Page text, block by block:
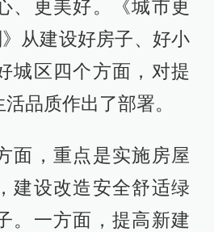
、更美好。《城市更
》从建设好房子、好小
城区四个方面，对提
品质作出了部署。
面，重点是实施房屋
建设改造安全舒适绿
。一方面，提高新建